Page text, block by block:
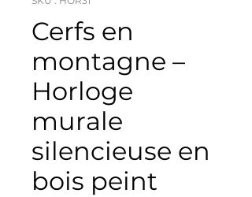
Cerfs en
montagne –
Horloge
murale
silencieuse en
bois peint